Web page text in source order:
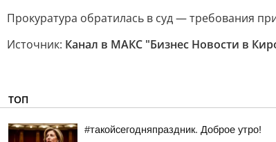
Прокуратура обратилась в суд — требования
Источник: Канал в МАКС "Бизнес Новости в
ТОП
#такойсегодняпраздник. Доброе утро!